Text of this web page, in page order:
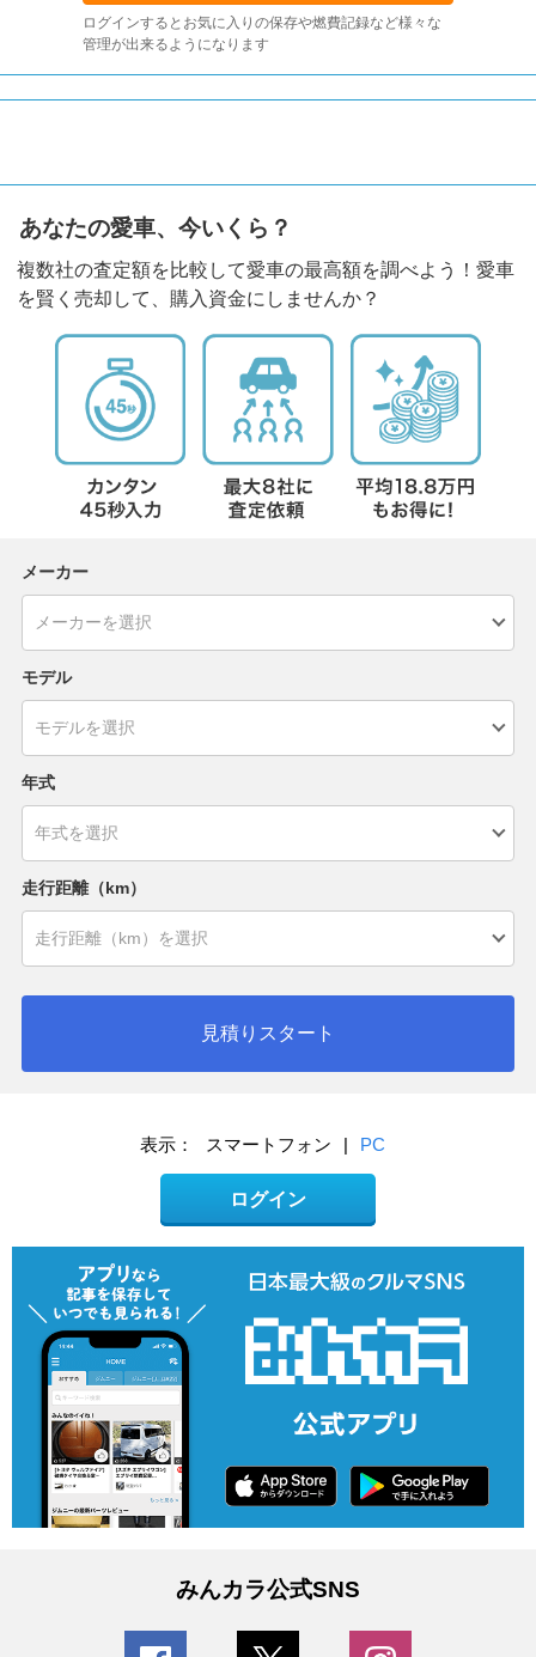
ログインするとお気に入りの保存や燃費記録など様々な
管理が出来るようになります
あなたの愛車、今いくら？
複数社の査定額を比較して愛車の最高額を調べよう！愛車
を賢く売却して、購入資金にしませんか？
メーカー
モデル
年式
走行距離（km）
見積りスタート
表示： スマートフォン | PC
ログイン
みんカラ公式SNS